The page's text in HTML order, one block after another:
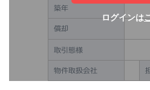
ログインは